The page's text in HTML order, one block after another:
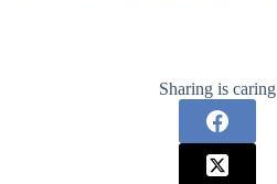
Sharing is caring